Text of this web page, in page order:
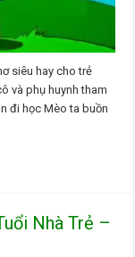
siêu hay cho trẻ
và phụ huynh tham
đi học Mèo ta buồn
Nhà Trẻ –